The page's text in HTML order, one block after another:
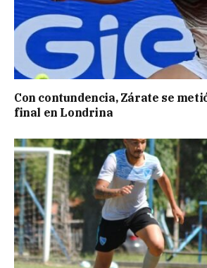
Con contundencia, Zárate se
final en Londrina